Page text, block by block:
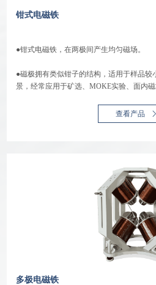
钳式电磁铁
●钳式电磁铁，在两极间产生均匀磁场。
●磁极拥有类似钳子的结构，适用于样品较
景，经常应用于矿选、MOKE实验、面内磁
查看产品
多极电磁铁